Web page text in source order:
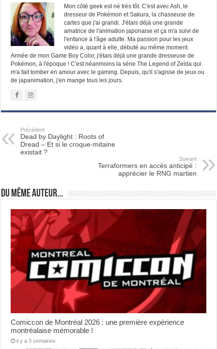
Mon côté geek est né très tôt. C'est avec Ash, le
dresseur de Pokémon et Sakura, la chasseuse de
cartes que j'ai grandi. J'étais déjà une grande
amatrice de l'animation japonaise et ça m'a suivi de
l'enfance à l'âge adulte. Ma passion pour les jeux
vidéo a, quant à elle, débuté au même moment.
Armée de mon Game Boy Color, j'étais déjà une grande dresseuse de
Pokémon, à l'époque ! C'est néanmoins la série The Legend of Zelda qui
m'a fait tomber en amour avec le gaming. Depuis, qu'il s'agisse de jeux ou
de japanimation, j'en mange tous les jours.
Précédent
Dead by Daylight : Roots of
Dread – Et si le croque-mitaine
existait ?
Suivant
Terraformers en accès anticipé :
apprécier le RNG martien
Du même auteur...
Comiccon de Montréal 2026 : une première expérience
montréalaise mémorable !
il y a 3 semaines